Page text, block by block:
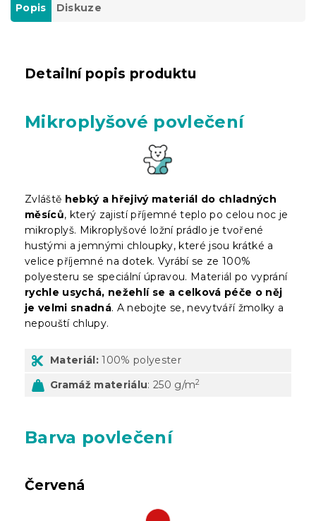
Popis Diskuze
Detailní popis produktu
Mikroplyšové povlečení
Zvláště hebký a hřejivý materiál do chladných
měsíců, který zajistí příjemné teplo po celou noc je
mikroplyš. Mikroplyšové ložní prádlo je tvořené
hustými a jemnými chloupky, které jsou krátké a
velice příjemné na dotek. Vyrábí se ze 100%
polyesteru se speciální úpravou. Materiál po vyprání
rychle usychá, nežehlí se a celková péče o něj
je velmi snadná. A nebojte se, nevytváří žmolky a
nepouští chlupy.
Materiál: 100% polyester
Gramáž materiálu: 250 g/m2
Barva povlečení
Červená